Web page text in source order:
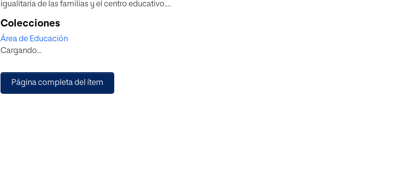
igualitaria de las familias y el centro educativo.
muestra 130 familias del centro. Este cuestionario ha supuesto el primer paso, el punto de partida
desde el cuál se han analizado las necesidades y fortalezas del centro, para posteriormente trabajar
y desarrollarlas en la propuesta de intervención.
construían las relaciones entre el centro y las familias y por otro lado, de qué modo se guiaban y
trabajaban la comunicación y la participación de las familias en la vida escolar, aportando datos
Colecciones
Área de Educación
Cargando...
Página completa del ítem